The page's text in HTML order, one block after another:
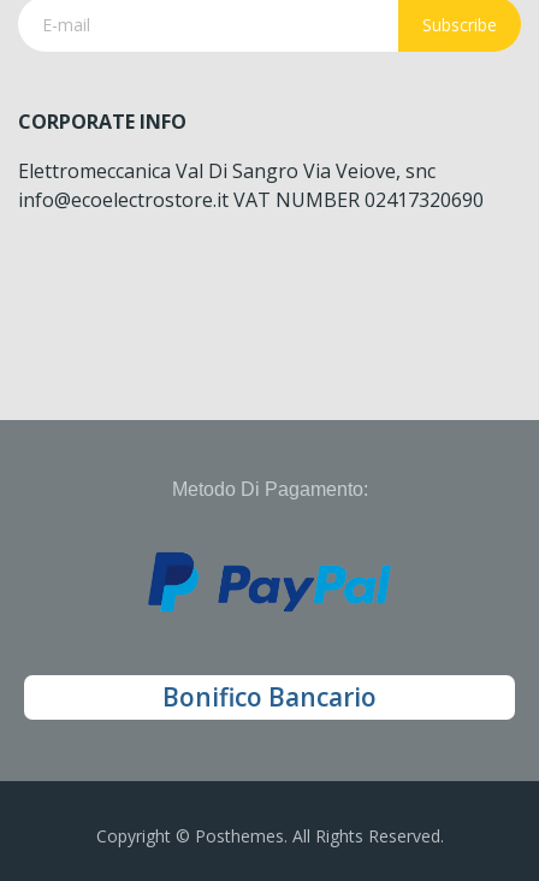
Subscribe
CORPORATE INFO
Elettromeccanica Val Di Sangro Via Veiove, snc
info@ecoelectrostore.it VAT NUMBER 02417320690
Metodo Di Pagamento:
Bonifico Bancario
Copyright © Posthemes. All Rights Reserved.